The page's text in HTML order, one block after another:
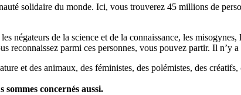
solidaire du monde. Ici, vous trouverez 45 millions de
négateurs de la science et de la connaissance, les
reconnaissez parmi ces personnes, vous pouvez partir. Il n’y
et des animaux, des féministes, des polémistes, des
sommes concernés aussi.